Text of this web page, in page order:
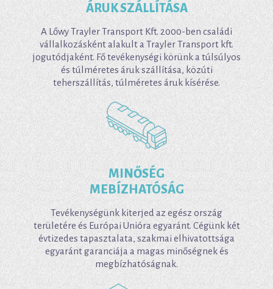
ÁRUK SZÁLLÍTÁSA
A Lőwy Trayler Transport Kft. 2000-ben családi
vállalkozásként alakult a Trayler Transport kft.
jogutódjaként. Fő tevékenységi körünk a túlsúlyos
és túlméretes áruk szállítása, közúti
teherszállítás, túlméretes áruk kísérése.
MINŐSÉG
MEBÍZHATÓSÁG
Tevékenységünk kiterjed az egész ország
területére és Európai Unióra egyaránt. Cégünk két
évtizedes tapasztalata, szakmai elhivatottsága
egyaránt garanciája a magas minőségnek és
megbízhatóságnak.